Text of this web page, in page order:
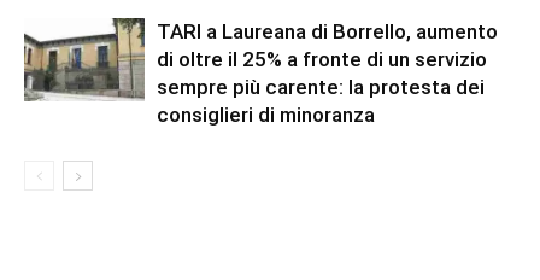
TARI a Laureana di Borrello, aumento
di oltre il 25% a fronte di un servizio
sempre più carente: la protesta dei
consiglieri di minoranza